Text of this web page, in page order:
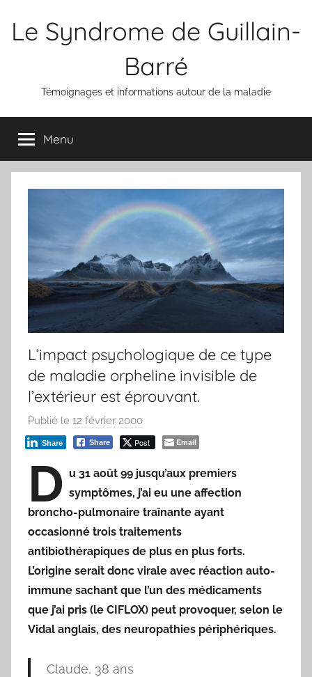
Le Syndrome de Guillain-
Barré
Témoignages et informations autour de la maladie
Menu
L’impact psychologique de ce type
de maladie orpheline invisible de
l’extérieur est éprouvant.
Publié le 12 février 2000
a
F
r
e
d
Share Post
Share Email
D u 31 août 99 jusqu’aux premiers
symptômes, j’ai eu une affection
broncho-pulmonaire traînante ayant
occasionné trois traitements
antibiothérapiques de plus en plus forts.
L’origine serait donc virale avec réaction auto-
immune sachant que l’un des médicaments
que j’ai pris (le CIFLOX) peut provoquer, selon le
Vidal anglais, des neuropathies périphériques.
Claude, 38 ans